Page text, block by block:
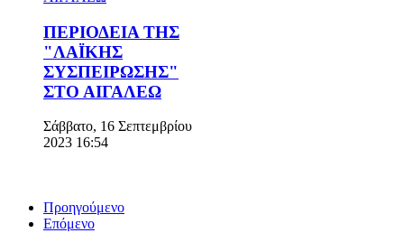
ΠΕΡΙΟΔΕΙΑ ΤΗΣ
"ΛΑΪΚΗΣ
ΣΥΣΠΕΙΡΩΣΗΣ"
ΣΤΟ ΑΙΓΑΛΕΩ
Σάββατο, 16 Σεπτεμβρίου
2023 16:54
Προηγούμενο
Επόμενο